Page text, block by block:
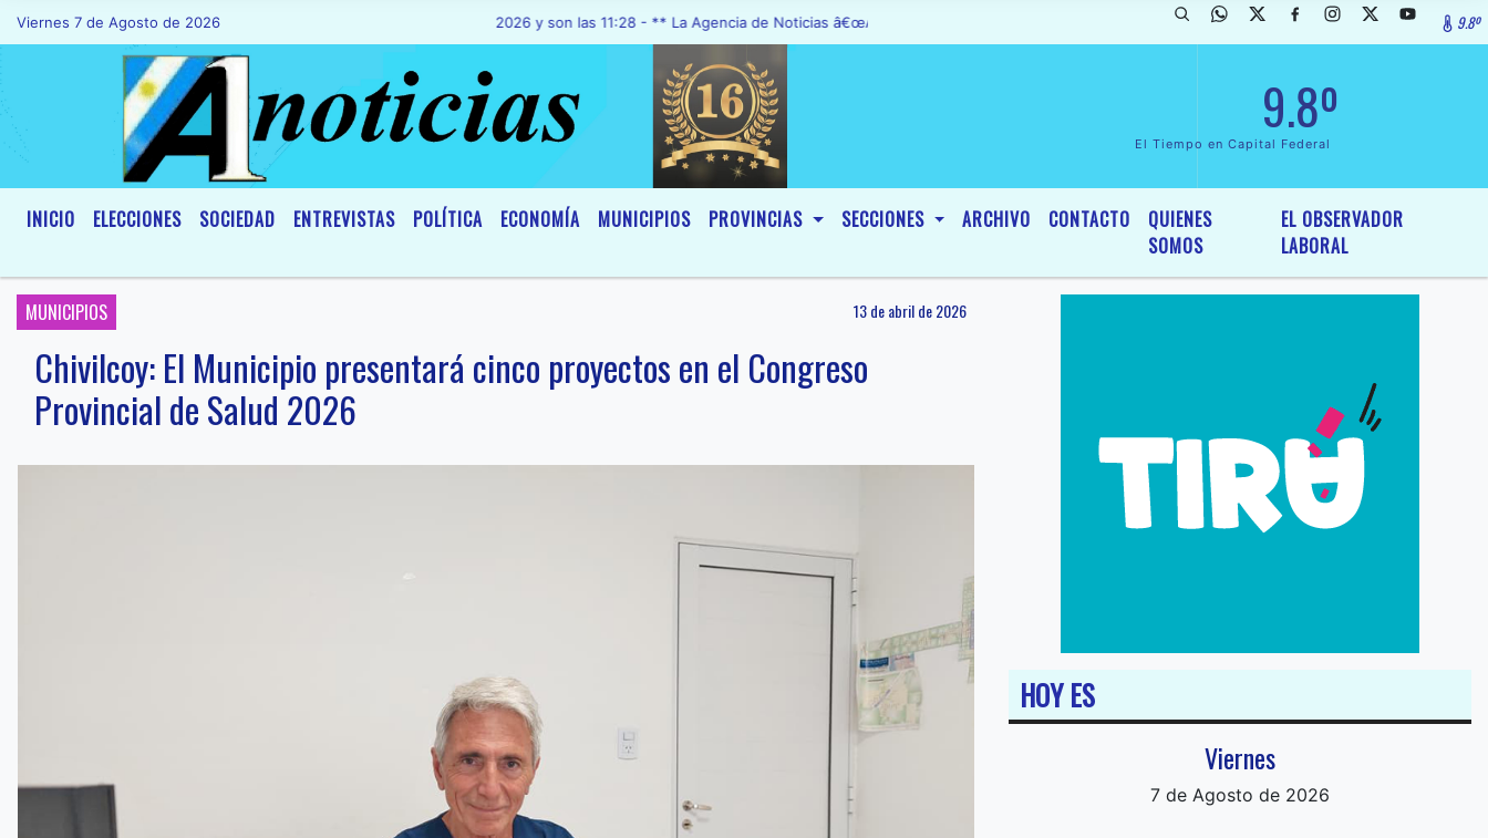
Viernes 7 de Agosto de 2026Hoy es Viernes 7 de Agosto de 2026 y son las 11:28 - ** La Agencia de Noticias â€œA1 Noticiasâ€, fue declarada de InterÃ©s General y Legislativo, por Ordenanza NÂº 6236/19 del9.8º
9.8º
El Tiempo en Capital Federal
INICIO ELECCIONES SOCIEDAD ENTREVISTAS POLÍTICA ECONOMÍA MUNICIPIOS PROVINCIAS SECCIONES ARCHIVO CONTACTO
QUIENES
SOMOS
EL OBSERVADOR
LABORAL
MUNICIPIOS 13 de abril de 2026
Chivilcoy: El Municipio presentará cinco proyectos en el Congreso
Provincial de Salud 2026
HOY ES
Viernes
7 de Agosto de 2026